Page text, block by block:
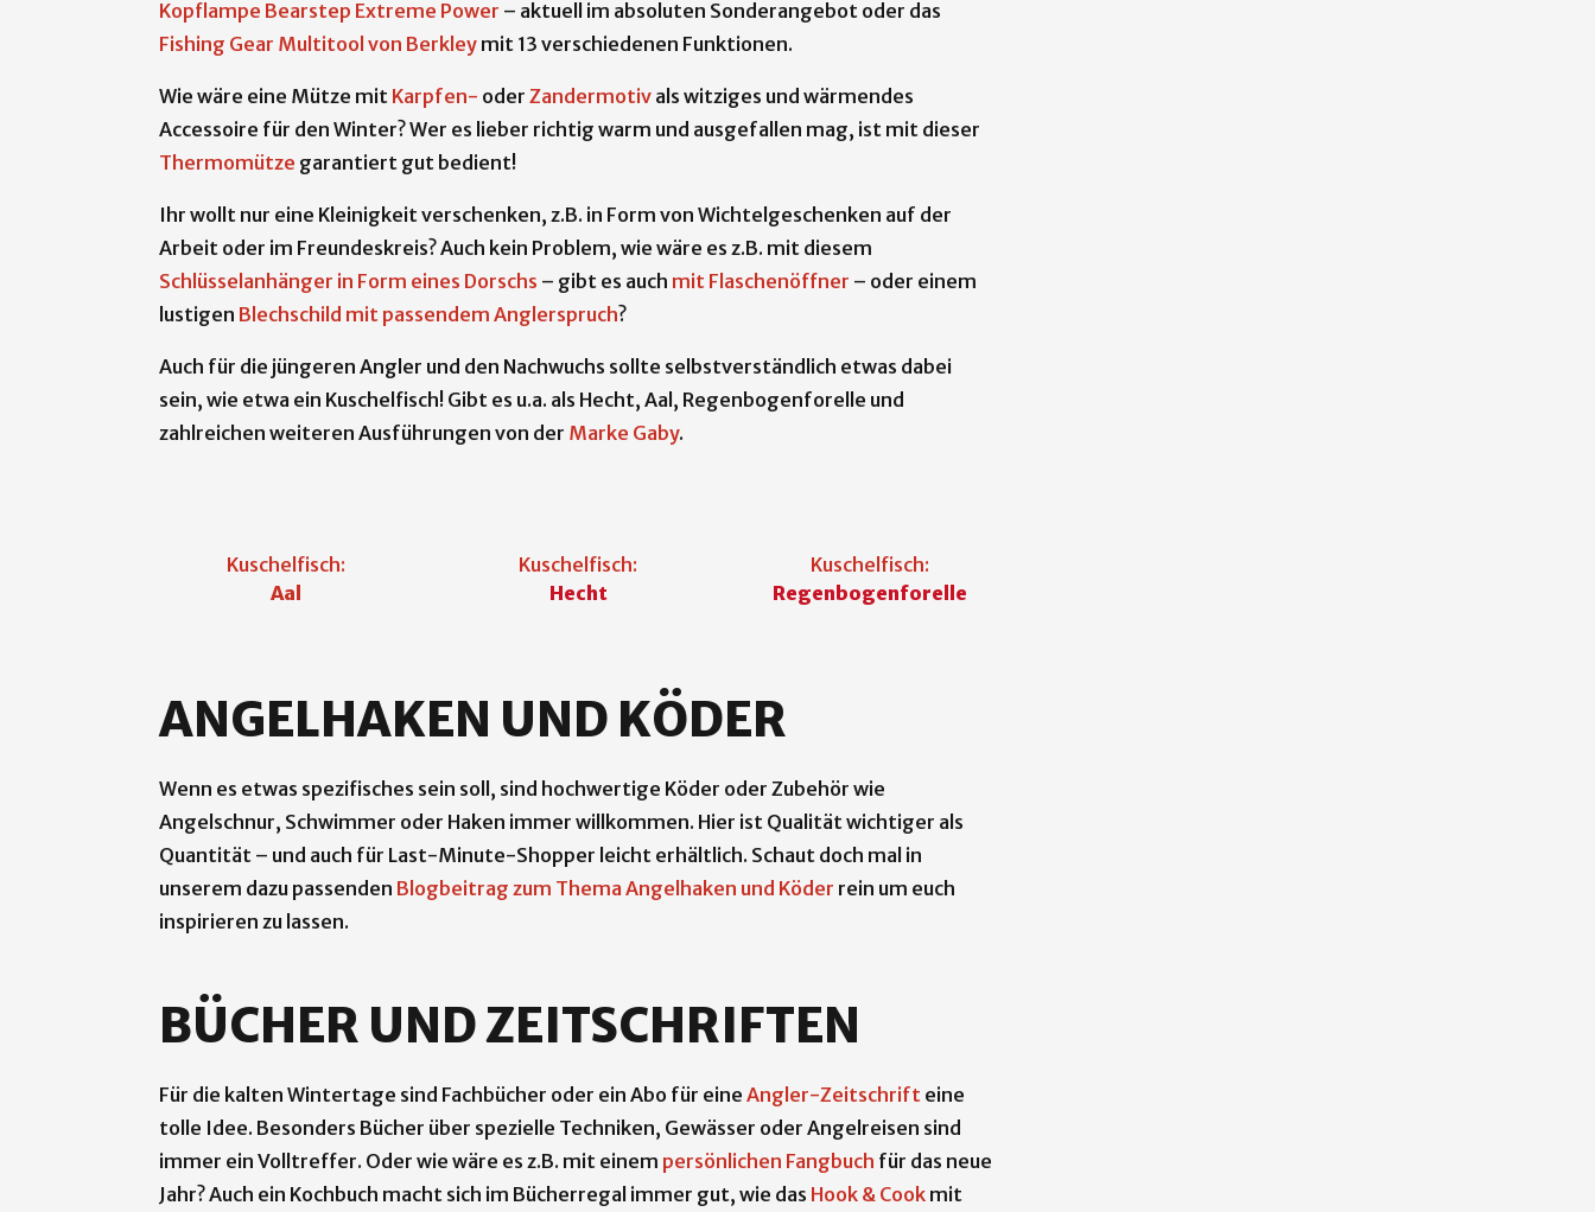
Kopflampe Bearstep Extreme Power – aktuell im absoluten Sonderangebot oder das
Fishing Gear Multitool von Berkley mit 13 verschiedenen Funktionen.
Wie wäre eine Mütze mit Karpfen- oderZandermotiv als witziges und wärmendes
Accessoire für den Winter? Wer es lieber richtig warm und ausgefallen mag, ist mit dieser
Thermomütze garantiert gut bedient!
Ihr wollt nur eine Kleinigkeit verschenken, z.B. in Form von Wichtelgeschenken auf der
Arbeit oder im Freundeskreis? Auch kein Problem, wie wäre es z.B. mit diesem
Schlüsselanhänger in Form eines Dorschs – gibt es auch mit Flaschenöffner – oder einem
lustigen Blechschild mit passendem Anglerspruch?
Auch für die jüngeren Angler und den Nachwuchs sollte selbstverständlich etwas dabei
sein, wie etwa ein Kuschelfisch! Gibt es u.a. als Hecht, Aal, Regenbogenforelle und
zahlreichen weiteren Ausführungen von der Marke Gaby.
Kuschelfisch:
Aal
Kuschelfisch:
Hecht
Kuschelfisch:
Regenbogenforelle
ANGELHAKEN UND KÖDER
Wenn es etwas spezifisches sein soll, sind hochwertige Köder oder Zubehör wie
Angelschnur, Schwimmer oder Haken immer willkommen. Hier ist Qualität wichtiger als
Quantität – und auch für Last-Minute-Shopper leicht erhältlich. Schaut doch mal in
unserem dazu passenden Blogbeitrag zum Thema Angelhaken und Köder rein um euch
inspirieren zu lassen.
BÜCHER UND ZEITSCHRIFTEN
Für die kalten Wintertage sind Fachbücher oder ein Abo für eineAngler-Zeitschrift eine
tolle Idee. Besonders Bücher über spezielle Techniken, Gewässer oder Angelreisen sind
immer ein Volltreffer. Oder wie wäre es z.B. mit einem persönlichen Fangbuch für das neue
Jahr? Auch ein Kochbuch macht sich im Bücherregal immer gut, wie das Hook & Cook mit